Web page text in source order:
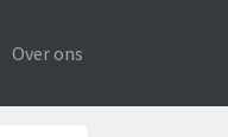
Over ons